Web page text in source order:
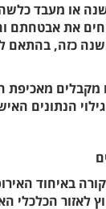
או מעבד
את אבטחתם
כזה, בהתאם
מאכיפת
הנתונים
באיחוד